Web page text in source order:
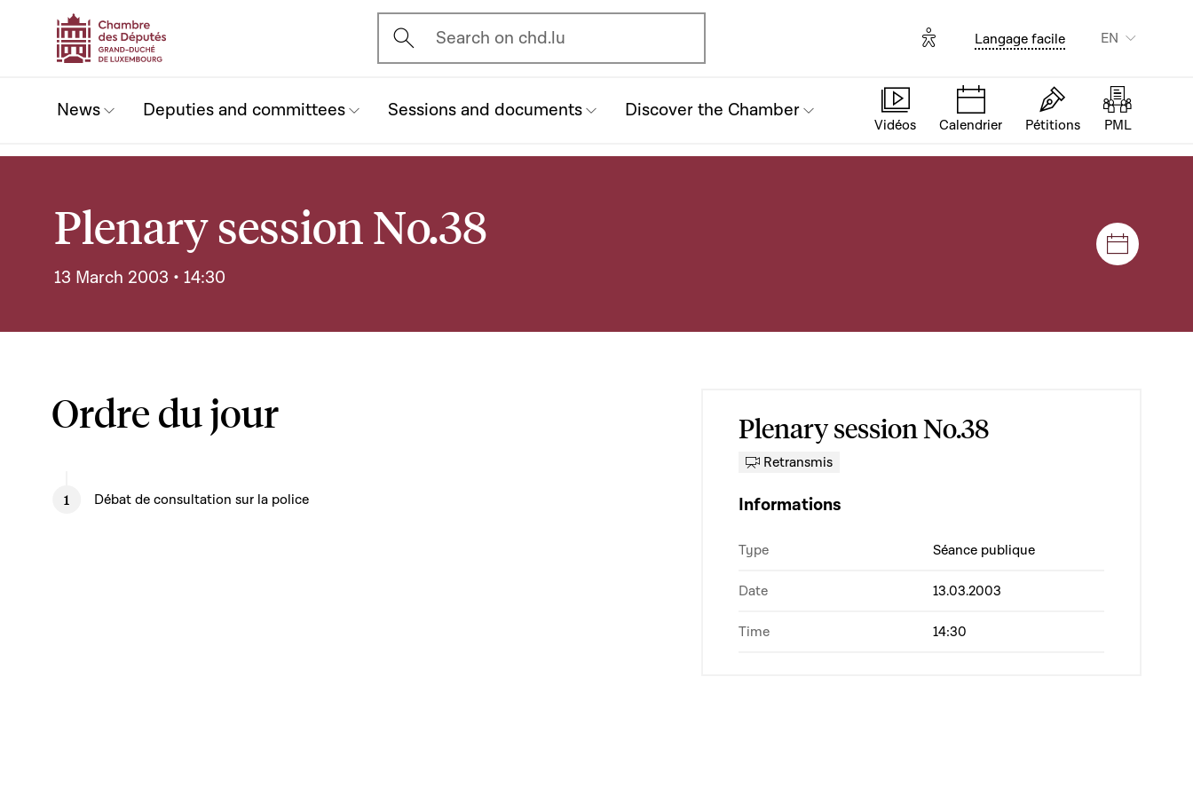
Ouvrir l'écran de recherche
Search on chd.lu Options d'accessibilité
Langage facile EN
News Deputies and committees Sessions and documents Discover the Chamber
Vidéos Calendrier Pétitions PML
Plenary session No.38
13 March 2003 • 14:30
Sessions
Ordre du jour
Débat de consultation sur la police
Plenary session No.38
Retransmis
Informations
Type Séance publique
Date 13.03.2003
Time 14:30